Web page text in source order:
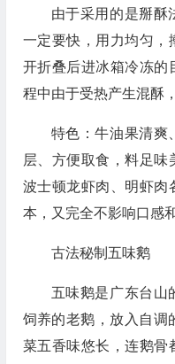
由于采用的是掰酥
一定要快，用力均匀，
开折叠后进冰箱冷冻的
程中由于受热产生混酥
特色：牛油果清爽
层、方便取食，料足味
波士顿龙虾肉、明虾肉
本，又完全不影响口感
古法秘制五味鹅
五味鹅是广东台山
饲养的老鹅，放入自调
菜五香味悠长，连鹅骨